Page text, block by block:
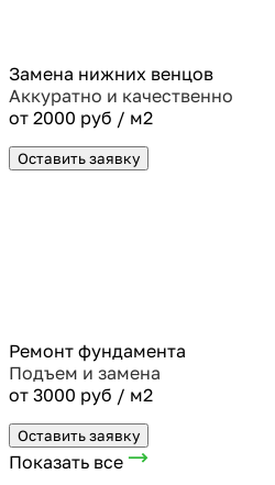
Замена нижних венцов
Аккуратно и качественно
от 2000 руб / м2
Оставить заявку
Ремонт фундамента
Подъем и замена
от 3000 руб / м2
Оставить заявку
Показать все